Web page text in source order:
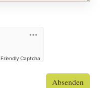
Friendly Captcha
Absenden